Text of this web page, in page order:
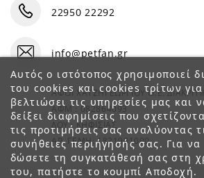
Αυτός ο ιστότοπος χρησιμοποιεί
του cookies και cookies τρίτων
βελτιώσει τις υπηρεσίες μας και
δείξει διαφημίσεις που
τις προτιμήσεις σας αναλύοντας
συνήθειες περιήγησής σας. Για να
δώσετε τη συγκατάθεσή σας στη
του, πατήστε το κουμπί Αποδοχή.
22950 22292
info@petfan.gr
ΑΦΟΙ ΧΑΤΖΗΓΕΩΡΓΙΟΥ Ο.Ε.
ΑΦΜ : 082864093
ΔΟΥ : ΚΗΦΙΣΙΑΣ
ΑΡ. ΓΕΜΗ: 1821901000